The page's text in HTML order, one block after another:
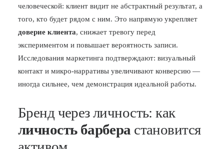
человеческой: клиент видит не абстрактный результат, а
того, кто будет рядом с ним. Это напрямую укрепляет
доверие клиента, снижает тревогу перед
экспериментом и повышает вероятность записи.
Исследования маркетинга подтверждают: визуальный
контакт и микро-нарративы увеличивают конверсию —
иногда сильнее, чем демонстрация идеальной работы.
Бренд через личность: как
личность барбера становится